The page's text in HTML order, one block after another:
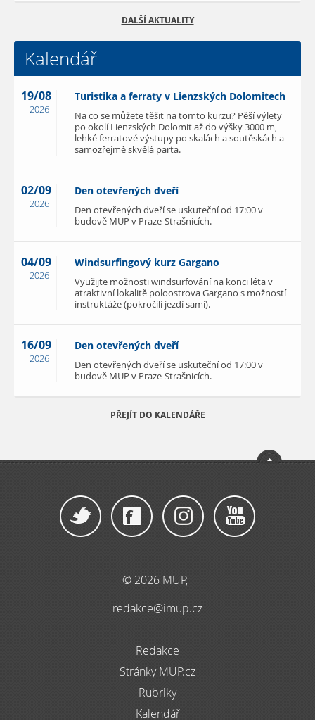
DALŠÍ AKTUALITY
Kalendář
19/08
2026
Turistika a ferraty v Lienzských Dolomitech
Na co se můžete těšit na tomto kurzu? Pěší výlety
po okolí Lienzských Dolomit až do výšky 3000 m,
lehké ferratové výstupy po skalách a soutěskách a
samozřejmě skvělá parta.
02/09
2026
Den otevřených dveří
Den otevřených dveří se uskuteční od 17:00 v
budově MUP v Praze-Strašnicích.
04/09
2026
Windsurfingový kurz Gargano
Využijte možnosti windsurfování na konci léta v
atraktivní lokalitě poloostrova Gargano s možností
instruktáže (pokročilí jezdí sami).
16/09
2026
Den otevřených dveří
Den otevřených dveří se uskuteční od 17:00 v
budově MUP v Praze-Strašnicích.
PŘEJÍT DO KALENDÁŘE
© 2026 MUP,
redakce@imup.cz
Redakce
Stránky MUP.cz
Rubriky
Kalendář